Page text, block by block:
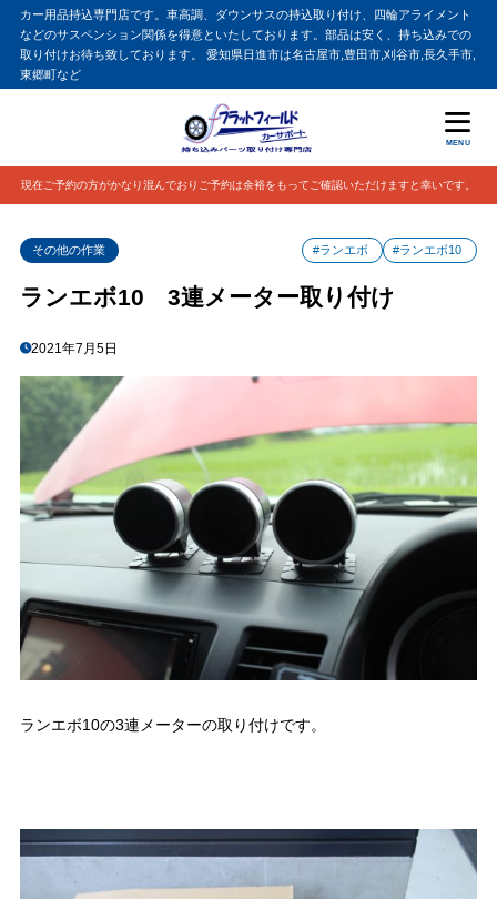
カー用品持込専門店です。車高調、ダウンサスの持込取り付け、四輪アライメント
などのサスペンション関係を得意といたしております。部品は安く、持ち込みでの
取り付けお待ち致しております。 愛知県日進市は名古屋市,豊田市,刈谷市,長久手市,
東郷町など
MENU
現在ご予約の方がかなり混んでおりご予約は余裕をもってご確認いただけますと幸いです。
その他の作業 #ランエボ #ランエボ10
ランエボ10 3連メーター取り付け
2021年7月5日
ランエボ10の3連メーターの取り付けです。